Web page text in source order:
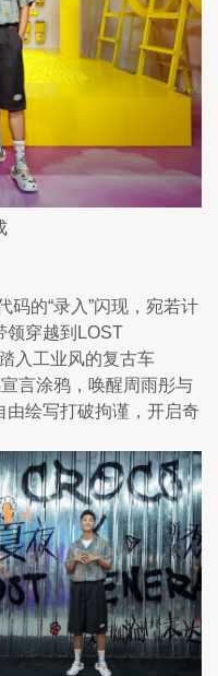
码的“录入”闪现，宛若计
领穿越到LOST
入工业风的复古车
言涂鸦，唤醒周雨彤与
由绘写打破拘谨，开启奇